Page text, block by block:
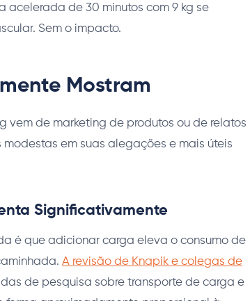
acelerada de 30 minutos com 9 kg se
Sem o impacto.
Mostram
vem de marketing de produtos ou de relatos
em suas alegações e mais úteis
Significativamente
é que adicionar carga eleva o consumo de
A revisão de Knapik e colegas de
de pesquisa sobre transporte de carga e